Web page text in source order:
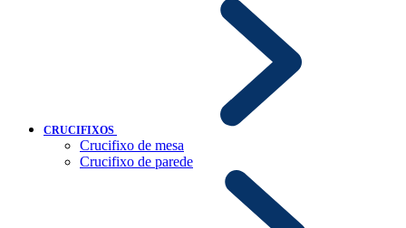
CRUCIFIXOS
Crucifixo de mesa
Crucifixo de parede